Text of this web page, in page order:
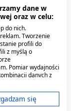
dane w
oraz w celu:
do nich.
Tworzenie
profili do
z myślą o
Pomiar wydajności
danych z
do USA.
aplikacji.
się